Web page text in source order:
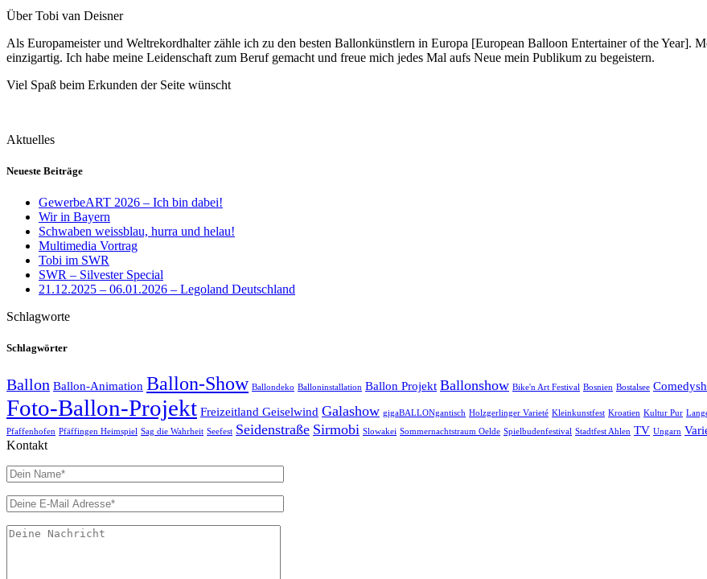
Über Tobi van Deisner
Als Europameister und Weltrekordhalter zähle ich zu den besten Ballonkünstlern in Europa [European Balloon Entertainer of the Year].
einzigartig. Ich habe meine Leidenschaft zum Beruf gemacht und freue mich jedes Mal aufs Neue mein Publikum zu begeistern.
Viel Spaß beim Erkunden der Seite wünscht
Aktuelles
Neueste Beiträge
GewerbeART 2026 – Ich bin dabei!
Wir in Bayern
Schwaben weissblau, hurra und helau!
Multimedia Vortrag
Tobi im SWR
SWR – Silvester Special
21.12.2025 – 06.01.2026 – Legoland Deutschland
Schlagworte
Schlagwörter
Ballon Ballon-Animation Ballon-Show Ballondeko Balloninstallation Ballon Projekt Ballonshow Bike'n Art Festival Bosnien Bostalsee
Foto-Ballon-Projekt Freizeitland Geiselwind Galashow gigaBALLONgantisch Holzgerlinger Varieté Kleinkunstfest Kroatien Kultur Pur
Pfaffenhofen Pfäffingen Heimspiel Sag die Wahrheit Seefest Seidenstraße Sirmobi Slowakei Sommernachtstraum Oelde Spielbudenfestival Stadtfest Ahlen TV Ungarn
Kontakt